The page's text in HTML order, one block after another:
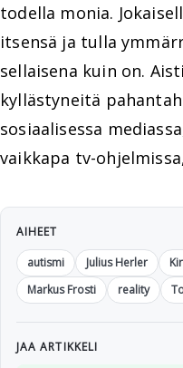
todella monia.
itsensä ja tulla
sellaisena kuin on.
kyllästyneitä
sosiaalisessa
vaikkapa tv-
AIHEET
autismi
Julius Herler
Markus Frosti
reality
JAA ARTIKKELI